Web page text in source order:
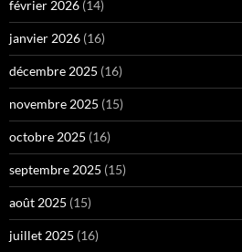
février 2026 (14)
janvier 2026 (16)
décembre 2025 (16)
novembre 2025 (15)
octobre 2025 (16)
septembre 2025 (15)
août 2025 (15)
juillet 2025 (16)